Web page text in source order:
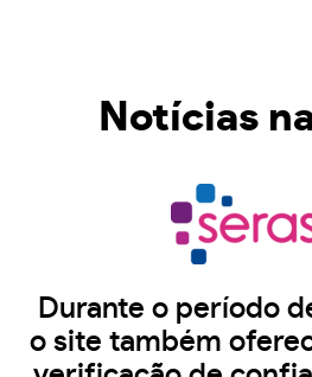
Notícias
Durante o período
o site também